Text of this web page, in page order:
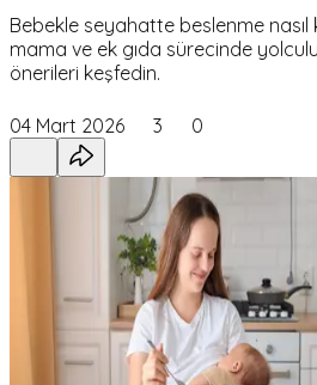
Bebekle seyahatte beslenme nasıl
mama ve ek gıda sürecinde
önerileri keşfedin.
04 Mart 2026 3 0